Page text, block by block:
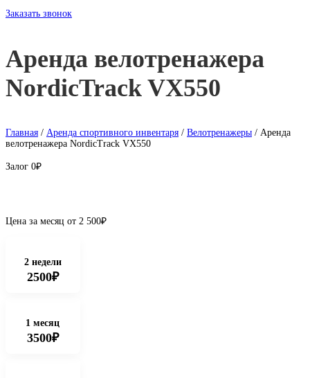
Заказать звонок
Аренда велотренажера
NordicTrack VX550
Главная / Аренда спортивного инвентаря / Велотренажеры / Аренда
велотренажера NordicTrack VX550
Залог 0₽
Цена за месяц от 2 500₽
2 недели
2500₽
1 месяц
3500₽